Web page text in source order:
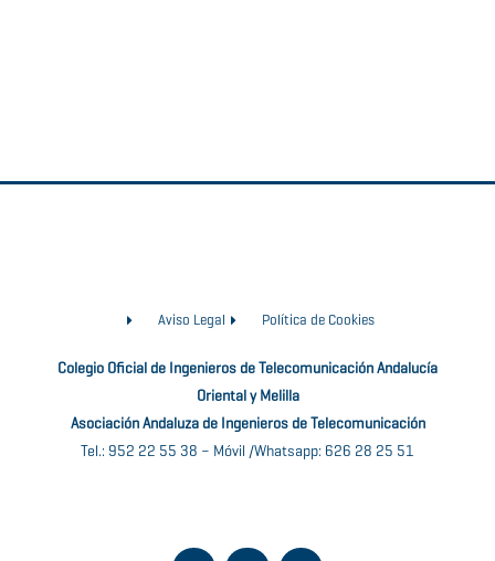
Aviso Legal Política de Cookies
Colegio Oficial de Ingenieros de Telecomunicación Andalucía
Oriental y Melilla
Asociación Andaluza de Ingenieros de Telecomunicación
Tel.: 952 22 55 38 – Móvil /Whatsapp: 626 28 25 51
v
n
s